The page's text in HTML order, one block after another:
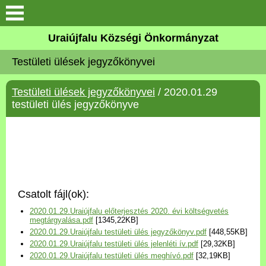
Köszöntő
Elérhetőségek
Uraiújfalu
Választási információk
Versenyképes Járások
Program
Uraiújfalu Községi Önkormányzat
Testületi ülések jegyzőkönyvei
Testületi ülések jegyzőkönyvei / 2020.01.29
testületi ülés jegyzőkönyve
Csatolt fájl(ok):
2020.01.29.Uraiújfalu előterjesztés 2020. évi költségvetés
megtárgyalása.pdf [1345,22KB]
2020.01.29.Uraiújfalu testületi ülés jegyzőkönyv.pdf [448,55KB]
2020.01.29.Uraiújfalu testületi ülés jelenléti ív.pdf [29,32KB]
2020.01.29.Uraiújfalu testületi ülés meghívó.pdf [32,19KB]